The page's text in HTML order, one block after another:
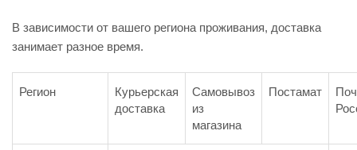
В зависимости от вашего региона проживания, доставка
занимает разное время.
Регион
Курьерская
доставка
Самовывоз
из
магазина
Постамат